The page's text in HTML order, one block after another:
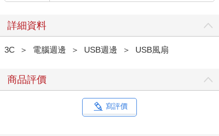
詳細資料
3C ＞ 電腦週邊 ＞ USB週邊 ＞ USB風扇
商品評價
寫評價